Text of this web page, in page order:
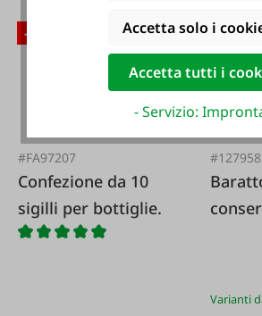
-10 %
#FA97207
Confezione da 10
sigilli per bottiglie.
-10 %
#127958
Varianti
Accetta solo i
Accetta tutti i
- Servizio: